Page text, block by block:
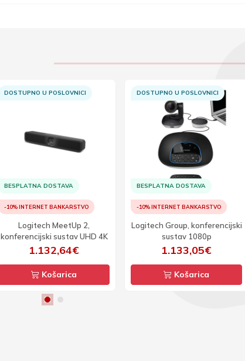
DOSTUPNO U POSLOVNICI
BESPLATNA DOSTAVA
-10% INTERNET BANKARSTVO
Logitech MeetUp 2,
konferencijski sustav UHD 4K
1.132,64€
Košarica
DOSTUPNO U POSLOVNICI
BESPLATNA DOSTAVA
-10% INTERNET BANKARSTVO
Logitech Group, konferencijski
sustav 1080p
1.133,05€
Košarica